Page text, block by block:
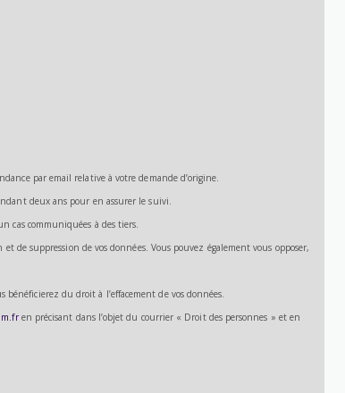
par email relative à votre demande d’origine.
deux ans pour en assurer le suivi.
cas communiquées à des tiers.
de suppression de vos données. Vous pouvez également vous opposer,
du droit à l’effacement de vos données.
en précisant dans l’objet du courrier « Droit des personnes » et en